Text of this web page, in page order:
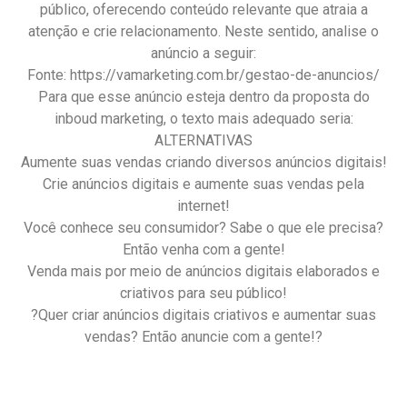
público, oferecendo conteúdo relevante que atraia a
atenção e crie relacionamento. Neste sentido, analise o
anúncio a seguir:
Fonte: https://vamarketing.com.br/gestao-de-anuncios/
Para que esse anúncio esteja dentro da proposta do
inboud marketing, o texto mais adequado seria:
ALTERNATIVAS
Aumente suas vendas criando diversos anúncios digitais!
Crie anúncios digitais e aumente suas vendas pela
internet!
Você conhece seu consumidor? Sabe o que ele precisa?
Então venha com a gente!
Venda mais por meio de anúncios digitais elaborados e
criativos para seu público!
?Quer criar anúncios digitais criativos e aumentar suas
vendas? Então anuncie com a gente!?